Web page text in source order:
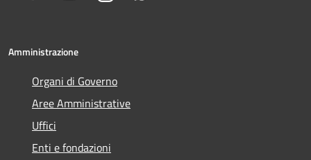
Amministrazione
Organi di Governo
Aree Amministrative
Uffici
Enti e fondazioni